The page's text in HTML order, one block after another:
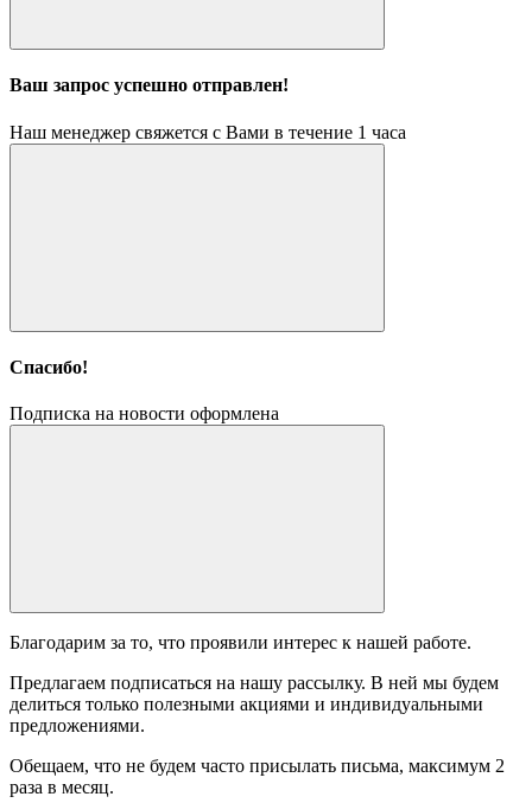
Ваш запрос успешно отправлен!
Наш менеджер свяжется с Вами в течение 1 часа
Спасибо!
Подписка на новости оформлена
Благодарим за то, что проявили интерес к нашей работе.
Предлагаем подписаться на нашу рассылку. В ней мы будем
делиться только полезными акциями и индивидуальными
предложениями.
Обещаем, что не будем часто присылать письма, максимум 2
раза в месяц.